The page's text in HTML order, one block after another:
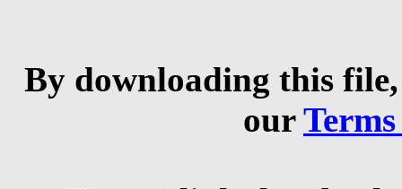
By downloading this
our